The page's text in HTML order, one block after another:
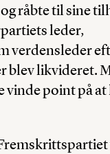
råbte til sine
leder,
verdensleder
likvideret.
vinde point på at